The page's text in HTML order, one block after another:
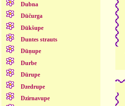
Dubna
Dūčurga
Dūkšupe
Duntes strauts
Dūņupe
Durbe
Dūrupe
Dzedrupe
Dzirnavupe